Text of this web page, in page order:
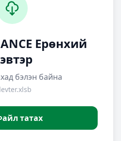
Ерөнхий
бэлэн байна
татах